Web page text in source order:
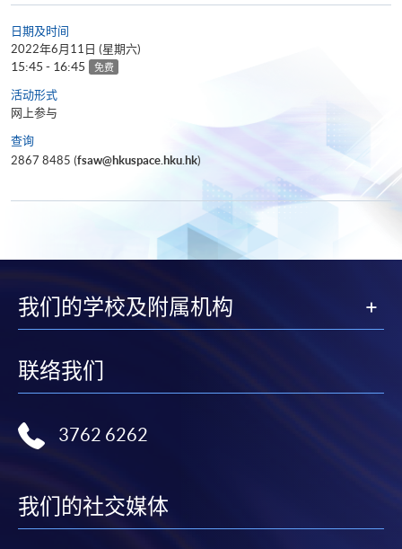
日期及时间
2022年6月11日 (星期六)
15:45 - 16:45 免费
活动形式
网上参与
查询
2867 8485 (fsaw@hkuspace.hku.hk)
我们的学校及附属机构
联络我们
3762 6262
我们的社交媒体